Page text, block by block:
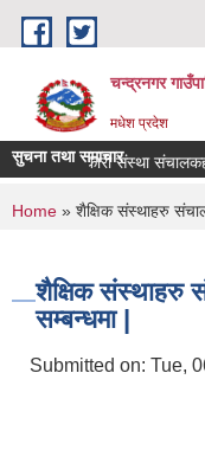
Skip to main content
चन्द्रनगर
मधेश प्रदेश
सुचना तथा समाचार
सहकारी संस्था
You are
Home » शैक्षिक संस्थाहरु
शैक्षिक संस्थाहरु
सम्बन्धमा |
Submitted on: Tue,